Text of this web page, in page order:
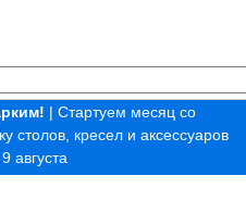
| Стартуем месяц со
столов, кресел и аксессуаров
августа